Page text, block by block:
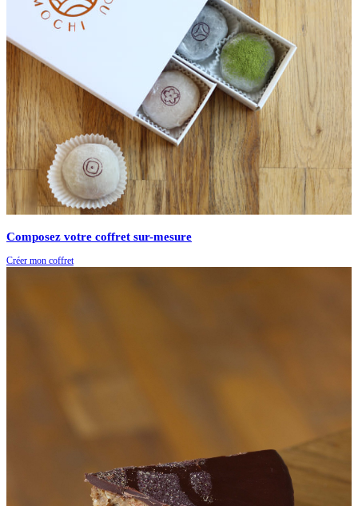
Composez votre coffret sur-mesure
Créer mon coffret